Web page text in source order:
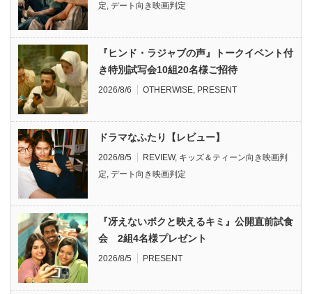
定, デート向き映画判定
『ヒンド・ラジャブの声』トークイベント付
き特別試写会10組20名様ご招待
2026/8/6 OTHERWISE, PRESENT
ドラマなふたり【レビュー】
2026/8/5 REVIEW, キッズ＆ティーン向き映画判
定, デート向き映画判定
『冴えないボクと映えるキミ』公開直前試食
会 2組4名様プレゼント
2026/8/5 PRESENT